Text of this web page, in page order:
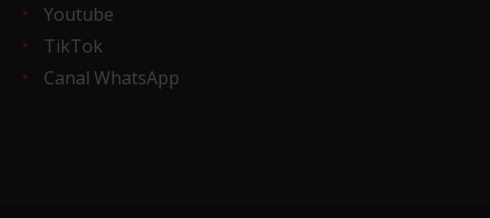
Youtube
TikTok
Canal WhatsApp